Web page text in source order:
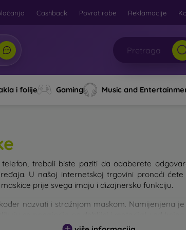
Cashback Povrat robe Reklamacije
i folije Gaming Music and
trebali biste paziti da odaberete
U našoj internetskoj trgovini pronaći
prije svega imaju i dizajnersku funkciju.
nazvati i stražnjom maskom. Namijenjena